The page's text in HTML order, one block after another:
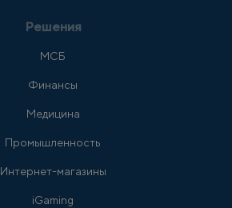
Решения
МСБ
Финансы
Медицина
Промышленность
Интернет-магазины
iGaming